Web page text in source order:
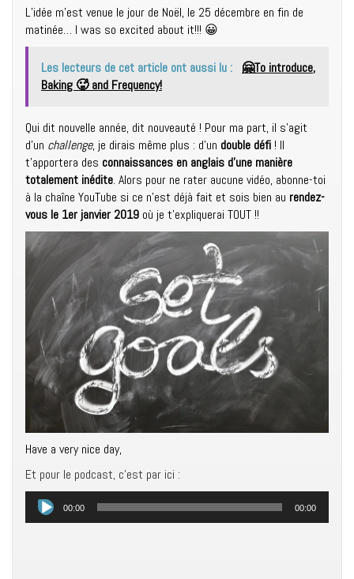
L’idée m’est venue le jour de Noël, le 25 décembre en fin de
matinée… I was so excited about it!!! 😀
Les lecteurs de cet article ont aussi lu :
🤗To introduce,
Baking 🥵 and Frequency!
Qui dit nouvelle année, dit nouveauté ! Pour ma part, il s’agit
d’un challenge, je dirais même plus : d’un double défi ! Il
t’apportera des connaissances en anglais d’une manière
totalement inédite. Alors pour ne rater aucune vidéo, abonne-toi
à la chaîne YouTube si ce n’est déjà fait et sois bien au rendez-
vous le 1er janvier 2019 où je t’expliquerai TOUT !!
Have a very nice day,
Et pour le podcast, c’est par ici :
Lecteur
audio
00:00 00:00